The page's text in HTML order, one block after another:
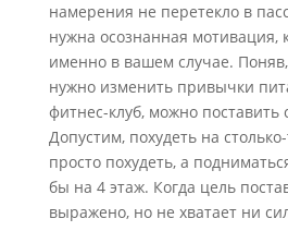
намерения не перетекло в
нужна осознанная мотивация,
именно в вашем случае. Поняв,
нужно изменить привычки
фитнес-клуб, можно поставить
Допустим, похудеть на
просто похудеть, а
бы на 4 этаж. Когда цель
выражено, но не хватает ни